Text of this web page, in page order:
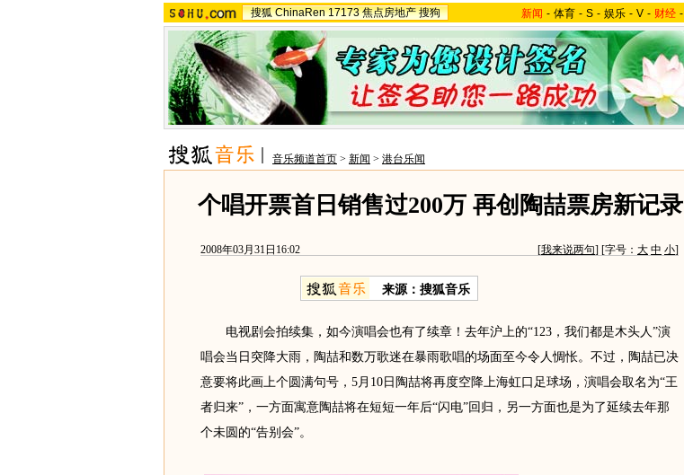
搜狐 ChinaRen 17173 焦点房地产 搜狗 新闻 - 体育 - S - 娱乐 - V - 财经 -
音乐频道首页 > 新闻 > 港台乐闻
个唱开票首日销售过200万 再创陶喆票房新记录
2008年03月31日16:02 [我来说两句] [字号： 大 中 小]
来源：搜狐音乐
电视剧会拍续集，如今演唱会也有了续章！去年沪上的“123，我们都是木头人”演
唱会当日突降大雨，陶喆和数万歌迷在暴雨歌唱的场面至今令人惆怅。不过，陶喆已决
意要将此画上个圆满句号，5月10日陶喆将再度空降上海虹口足球场，演唱会取名为“王
者归来”，一方面寓意陶喆将在短短一年后“闪电”回归，另一方面也是为了延续去年那
个未圆的“告别会”。